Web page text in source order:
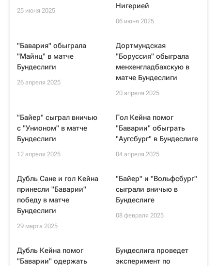
25 июня 2025
Нигерией
06 июня 2025
"Бавария" обыграла
"Майнц" в матче
Бундеслиги
26 апреля 2025
Дортмундская
"Боруссия" обыграла
менхенгладбахскую в
матче Бундеслиги
20 апреля 2025
"Байер" сыграл вничью
с "Унионом" в матче
Бундеслиги
12 апреля 2025
Гол Кейна помог
"Баварии" обыграть
"Аугсбург" в Бундеслиге
04 апреля 2025
Дубль Сане и гол Кейна
принесли "Баварии"
победу в матче
Бундеслиги
29 марта 2025
"Байер" и "Вольфсбург"
сыграли вничью в
Бундеслиге
08 февраля 2025
Дубль Кейна помог
"Баварии" одержать
Бундеслига проведет
эксперимент по